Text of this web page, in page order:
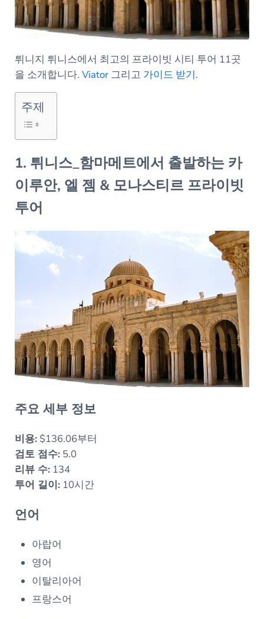
튀니지 튀니스에서 최고의 프라이빗 시티 투어 11곳
을 소개합니다. Viator그리고 가이드 받기.
주제
1. 튀니스_함마메트에서 출발하는 카
이루안, 엘 젬 & 모나스티르 프라이빗
투어
주요 세부 정보
비용:$136.06부터
검토 점수:5.0
리뷰 수:134
투어 길이:10시간
언어
아랍어
영어
이탈리아어
프랑스어